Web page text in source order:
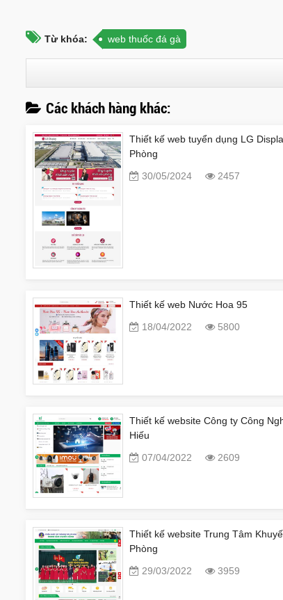
Từ khóa: web thuốc đá gà
Các khách hàng khác:
Thiết kế web tuyển dụng LG
Phòng
30/05/2024
2457
Thiết kế web Nước Hoa 95
18/04/2022
5800
Thiết kế website Công ty Công
Hiếu
07/04/2022
2609
Thiết kế website Trung Tâm
Phòng
29/03/2022
3959